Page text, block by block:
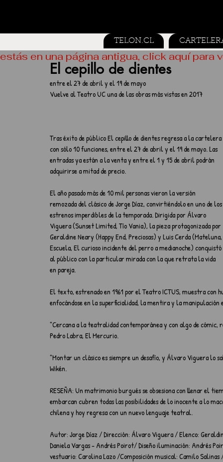
TELON.CL
El cepillo de dientes
entre el 27 de abril y el 19 de mayo
Vuelve al Teatro UC una de las obras más vistas en 2017
Tras éxito de público El cepillo de dientes regresa a la cartelera
con sólo 10 funciones, entre el 27 de abril y el 19 de mayo. Las
entradas ya están a la venta y entre el 1 y 15 de abril podrán
adquirirse a mitad de precio.
El año pasado más de 10 mil personas vieron la versión
remozada del clásico de Jorge Díaz, convirtiéndolo en uno de los
estrenos imperdibles de la temporada. Dirigida por Álvaro
Viguera (Sunset Limited, Tío Vania), la pieza protagonizada por
Geraldine Neary (Happy End, Preciosas) y Luis Cerda (Mateluna,
Escuela, El curioso incidente del perro a medianoche) conquistó
al público con la particular mirada con la que retrata la vida
en pareja.
El texto, estrenado en 1961 por el Teatro ICTUS, muestra con
enfocándose en la superficialidad, la mentira y la manipulación
"Cercana a la teatralidad contemporánea y con algo de
Pedro Labra, El Mercurio.
"Montar un clásico es siempre un desafío, y Álvaro Viguera lo
Wikén.
RESEÑA: Un matrimonio burgués se obsesiona con llenar el
embarcan cubren todas las posibilidades de lo inocente a lo
chilena y hoy regresa con un nuevo lenguaje teatral.
Autor: Jorge Díaz / Dirección: Álvaro Viguera / Elenco:
Daniela Vargas - Andrés Poirot/ Diseño iluminación: Andrés
vestuario: Carolina Lazo /Composición musical: Camilo
estás en una página antigua, click aquí para